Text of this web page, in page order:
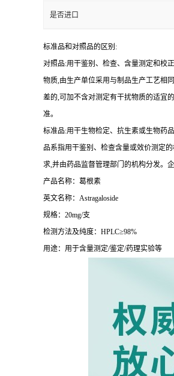
是否进口
标准品和对照品的区别:
对照品:用干鉴别、检查、含量测定和校
物质,由生产单位采用与制品生产工艺相
差的,可加不含对测定有干扰物质的适宜
准。
标准品:用干生物检定、抗生素或生物药
品系指用干鉴别、检查含量或效价测定
求,并由药品监督管理部门的机构分发。
产品名称：葛根素
英文名称：Astragaloside
规格：20mg/支
检测方法及纯度：HPLC≥98%
用途：用于含量测定/鉴定/药理实验等